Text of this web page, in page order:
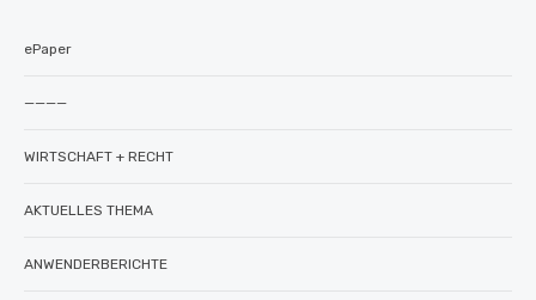
ePaper
————
WIRTSCHAFT + RECHT
AKTUELLES THEMA
ANWENDERBERICHTE